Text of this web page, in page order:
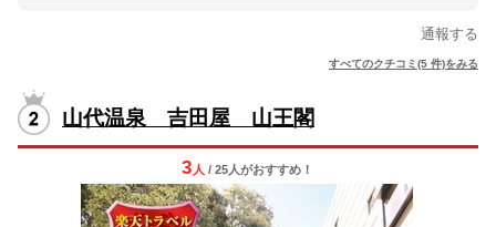
通報する
すべてのクチコミ(5 件)をみる
山代温泉 吉田屋 山王閣
3 人 / 25人がおすすめ！